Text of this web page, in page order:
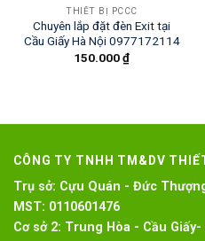
THIẾT BỊ PCCC
Chuyên lắp đặt đèn Exit tại
Cầu Giấy Hà Nội 0977172114
150.000₫
CÔNG TY TNHH TM&DV
Trụ sở: Cựu Quán - Đức
MST: 0110601476
Cơ sở 2: Trung Hòa - Cầu Giấy-